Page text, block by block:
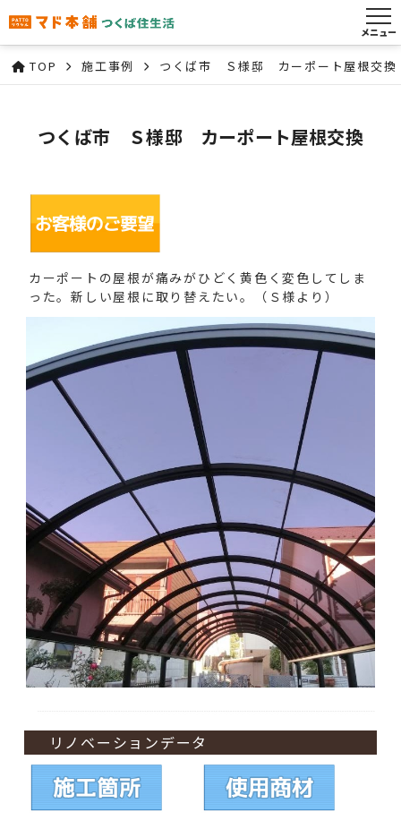
メニュー
TOP 施工事例 つくば市 Ｓ様邸 カーポート屋根交換
つくば市 Ｓ様邸 カーポート屋根交換
カーポートの屋根が痛みがひどく黄色く変色してしま
った。新しい屋根に取り替えたい。（Ｓ様より）
リノベーションデータ